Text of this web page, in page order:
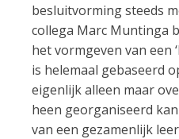
besluitvorming steeds
collega Marc Muntinga
het vormgeven van een
is helemaal gebaseerd
eigenlijk alleen maar
heen georganiseerd
van een gezamenlijk